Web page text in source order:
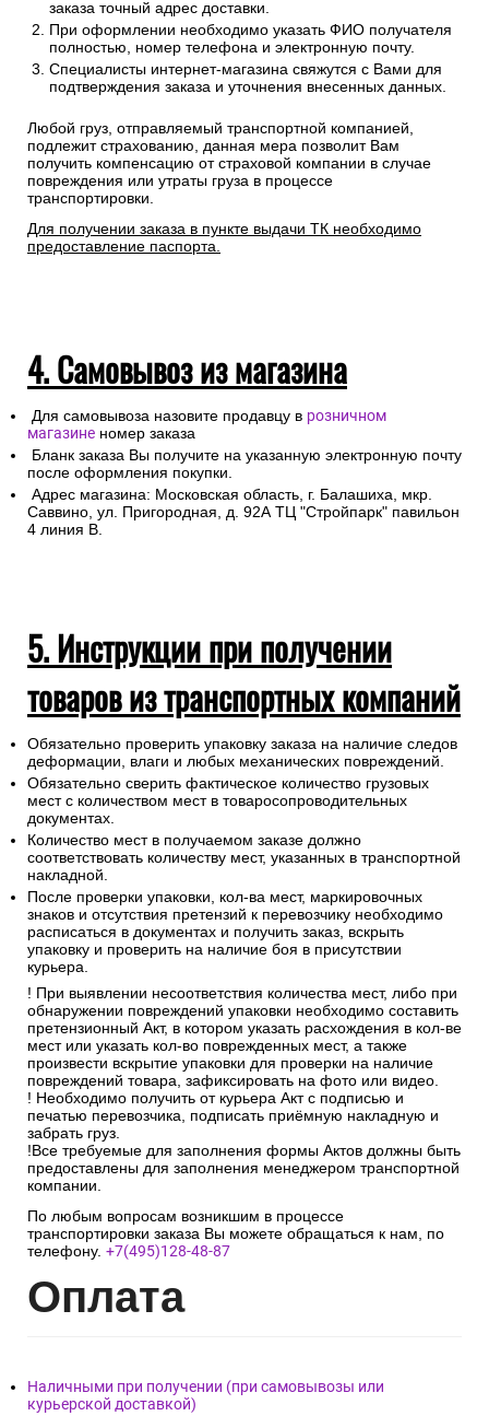
заказа точный адрес доставки.
При оформлении необходимо указать ФИО получателя
полностью, номер телефона и электронную почту.
Специалисты интернет-магазина свяжутся с Вами для
подтверждения заказа и уточнения внесенных данных.
Любой груз, отправляемый транспортной компанией,
подлежит страхованию, данная мера позволит Вам
получить компенсацию от страховой компании в случае
повреждения или утраты груза в процессе
транспортировки.
Для получении заказа в пункте выдачи ТК необходимо
предоставление паспорта.
4. Самовывоз из магазина
Для самовывоза назовите продавцу в розничном
магазине номер заказа
Бланк заказа Вы получите на указанную электронную почту
после оформления покупки.
Адрес магазина: Московская область, г. Балашиха, мкр.
Саввино, ул. Пригородная, д. 92А ТЦ "Стройпарк" павильон
4 линия В.
5. Инструкции при получении
товаров из транспортных компаний
Обязательно проверить упаковку заказа на наличие следов
деформации, влаги и любых механических повреждений.
Обязательно сверить фактическое количество грузовых
мест с количеством мест в товаросопроводительных
документах.
Количество мест в получаемом заказе должно
соответствовать количеству мест, указанных в транспортной
накладной.
После проверки упаковки, кол-ва мест, маркировочных
знаков и отсутствия претензий к перевозчику необходимо
расписаться в документах и получить заказ, вскрыть
упаковку и проверить на наличие боя в присутствии
курьера.
! При выявлении несоответствия количества мест, либо при
обнаружении повреждений упаковки необходимо составить
претензионный Акт, в котором указать расхождения в кол-ве
мест или указать кол-во поврежденных мест, а также
произвести вскрытие упаковки для проверки на наличие
повреждений товара, зафиксировать на фото или видео.
! Необходимо получить от курьера Акт с подписью и
печатью перевозчика, подписать приёмную накладную и
забрать груз.
!Все требуемые для заполнения формы Актов должны быть
предоставлены для заполнения менеджером транспортной
компании.
По любым вопросам возникшим в процессе
транспортировки заказа Вы можете обращаться к нам, по
телефону. +7(495)128-48-87
Оплата
Наличными при получении (при самовывозы или
курьерской доставкой)